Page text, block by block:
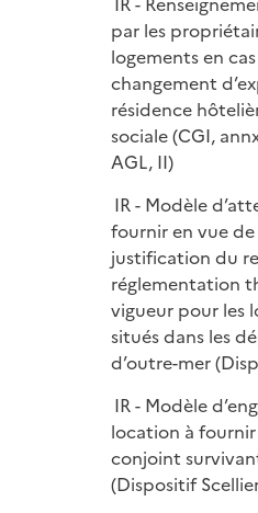
par les
logements en
changement
résidence
sociale (CGI,
AGL, II)
IR - Modèle
fournir en vue de
justification du
réglementation
vigueur pour les
situés dans les
d’outre-mer
IR - Modèle
location à
conjoint
(Dispositif